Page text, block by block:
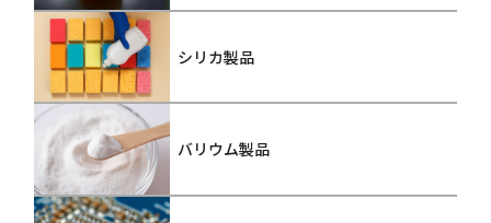
シリカ製品
バリウム製品